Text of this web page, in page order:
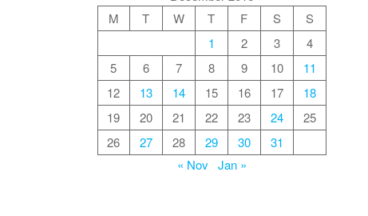
M
T W T F S
S
1
2 3
4
5
6 7 8 9 10
11
12
13 14 15 16 17
18
19
20 21 22 23 24
25
26
27 28 29 30
31
« Nov Jan »